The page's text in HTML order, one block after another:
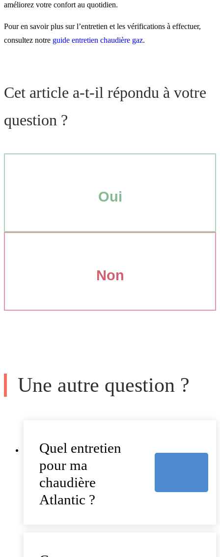
améliorez votre confort au quotidien.
Pour en savoir plus sur l’entretien et les vérifications à effectuer,
consultez notre guide entretien chaudière gaz.
Cet article a-t-il répondu à votre
question ?
Oui
Non
Une autre question ?
Quel entretien
pour ma
chaudière
Atlantic ?